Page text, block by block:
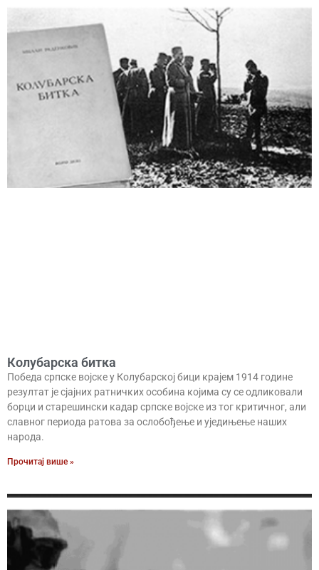
Колубарска битка
Победа српске војске у Колубарској бици крајем 1914 године
резултат је сјајних ратничких особина којима су се одликовали
борци и старешински кадар српске војске из тог критичног, али
славног периода ратова за ослобођење и уједињење наших
народа.
Прочитај више »